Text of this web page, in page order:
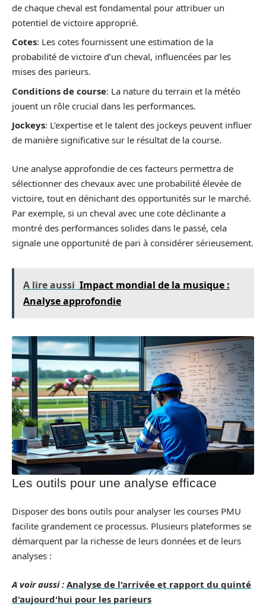
de chaque cheval est fondamental pour attribuer un
potentiel de victoire approprié.
Cotes: Les cotes fournissent une estimation de la
probabilité de victoire d’un cheval, influencées par les
mises des parieurs.
Conditions de course: La nature du terrain et la météo
jouent un rôle crucial dans les performances.
Jockeys: L’expertise et le talent des jockeys peuvent influer
de manière significative sur le résultat de la course.
Une analyse approfondie de ces facteurs permettra de
sélectionner des chevaux avec une probabilité élevée de
victoire, tout en dénichant des opportunités sur le marché.
Par exemple, si un cheval avec une cote déclinante a
montré des performances solides dans le passé, cela
signale une opportunité de pari à considérer sérieusement.
A lire aussi Impact mondial de la musique :
Analyse approfondie
Les outils pour une analyse efficace
Disposer des bons outils pour analyser les courses PMU
facilite grandement ce processus. Plusieurs plateformes se
démarquent par la richesse de leurs données et de leurs
analyses :
A voir aussi : Analyse de l'arrivée et rapport du quinté
d'aujourd'hui pour les parieurs